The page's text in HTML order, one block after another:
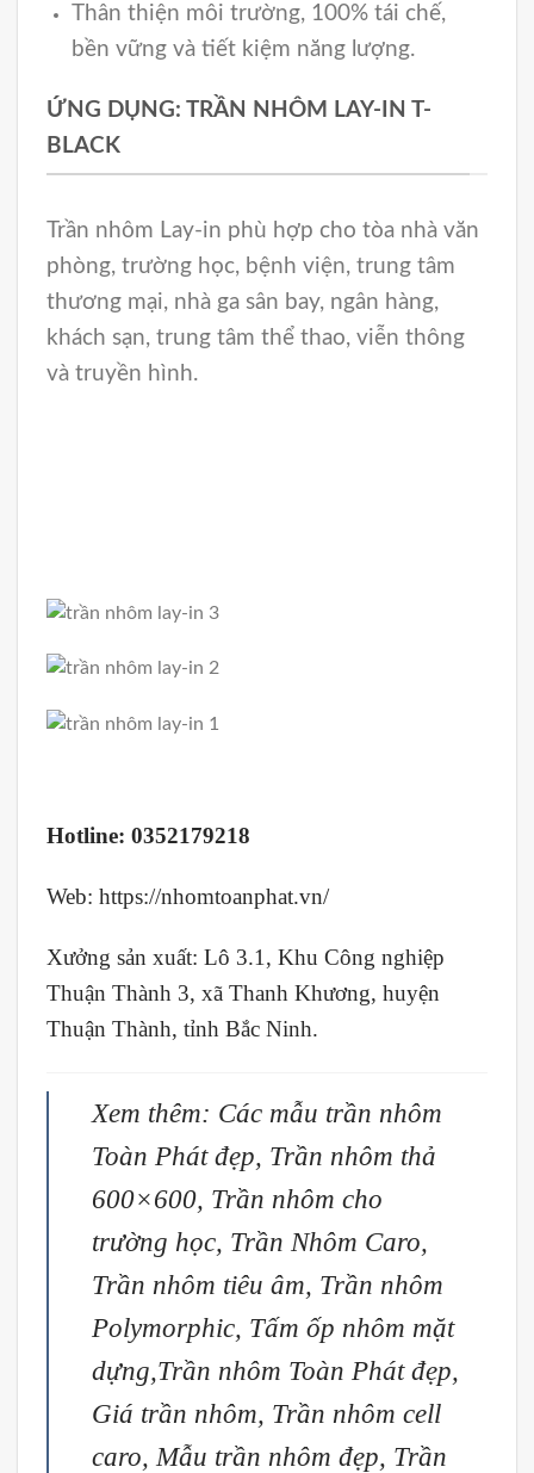
Thân thiện môi trường, 100% tái chế,
bền vững và tiết kiệm năng lượng.
ỨNG DỤNG: TRẦN NHÔM LAY-IN T-
BLACK
Trần nhôm Lay-in phù hợp cho tòa nhà văn
phòng, trường học, bệnh viện, trung tâm
thương mại, nhà ga sân bay, ngân hàng,
khách sạn, trung tâm thể thao, viễn thông
và truyền hình.
Hotline: 0352179218
Web: https://nhomtoanphat.vn/
Xưởng sản xuất: Lô 3.1, Khu Công nghiệp
Thuận Thành 3, xã Thanh Khương, huyện
Thuận Thành, tỉnh Bắc Ninh.
Xem thêm: Các mẫu trần nhôm
Toàn Phát đẹp, Trần nhôm thả
600×600, Trần nhôm cho
trường học, Trần Nhôm Caro,
Trần nhôm tiêu âm, Trần nhôm
Polymorphic, Tấm ốp nhôm mặt
dựng,Trần nhôm Toàn Phát đẹp,
Giá trần nhôm, Trần nhôm cell
caro, Mẫu trần nhôm đẹp, Trần